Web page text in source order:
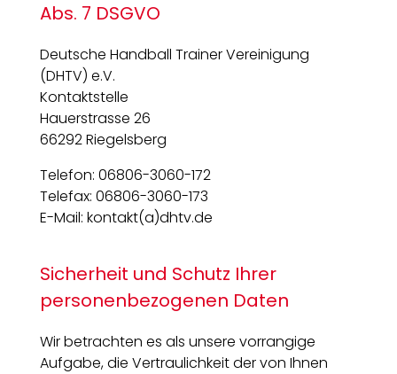
Abs. 7 DSGVO
Deutsche Handball Trainer Vereinigung
(DHTV) e.V.
Kontaktstelle
Hauerstrasse 26
66292 Riegelsberg
Telefon: 06806-3060-172
Telefax: 06806-3060-173
E-Mail: kontakt(a)dhtv.de
Sicherheit und Schutz Ihrer
personenbezogenen Daten
Wir betrachten es als unsere vorrangige
Aufgabe, die Vertraulichkeit der von Ihnen